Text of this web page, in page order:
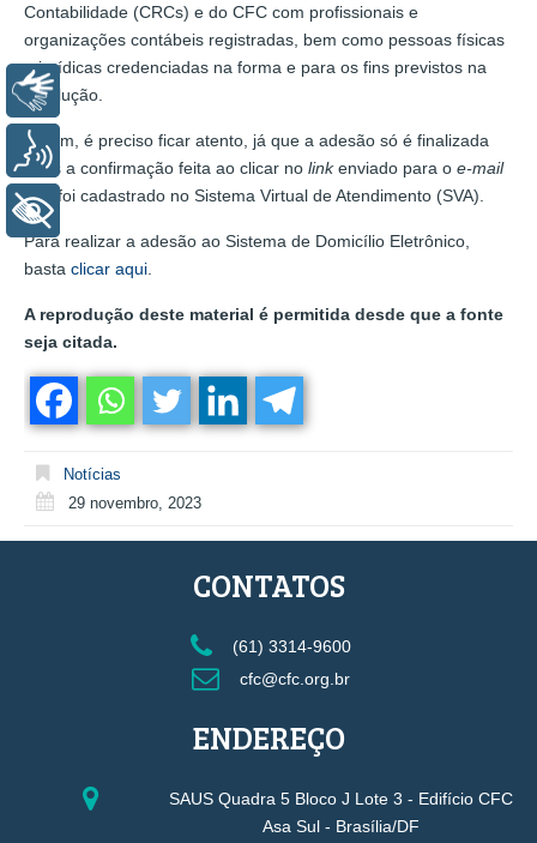
Contabilidade (CRCs) e do CFC com profissionais e
organizações contábeis registradas, bem como pessoas físicas
e jurídicas credenciadas na forma e para os fins previstos na
resolução.
Porém, é preciso ficar atento, já que a adesão só é finalizada
após a confirmação feita ao clicar no linkenviado para o e-mail
que foi cadastrado no Sistema Virtual de Atendimento (SVA).
Para realizar a adesão ao Sistema de Domicílio Eletrônico,
basta clicar aqui
A reprodução deste material é permitida desde que a fonte
seja citada.
Notícias
29 novembro, 2023
CONTATOS
(61) 3314-9600
cfc@cfc.org.br
ENDEREÇO
SAUS Quadra 5 Bloco J Lote 3 - Edifício CFC
Asa Sul - Brasília/DF
Libras
Voz